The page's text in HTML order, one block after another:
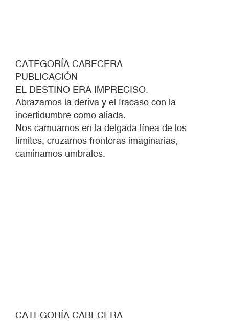
CATEGORÍA CABECERA
PUBLICACIÓN
EL DESTINO ERA IMPRECISO.
Abrazamos la deriva y el fracaso con la
incertidumbre como aliada.
Nos camuamos en la delgada línea de los
límites, cruzamos fronteras imaginarias,
caminamos umbrales.
CATEGORÍA CABECERA